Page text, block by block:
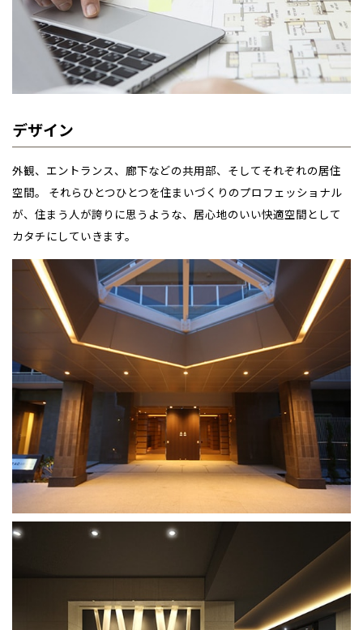
デザイン
外観、エントランス、廊下などの共用部、そしてそれぞれの居住
空間。 それらひとつひとつを住まいづくりのプロフェッショナル
が、住まう人が誇りに思うような、居心地のいい快適空間として
カタチにしていきます。